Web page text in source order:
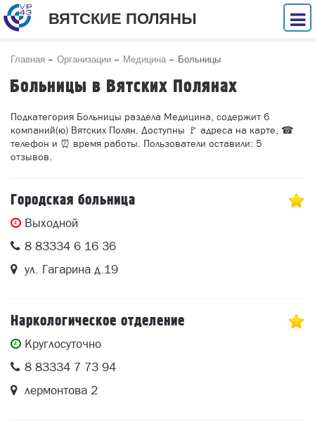
ВЯТСКИЕ ПОЛЯНЫ
Главная Организации Медицина Больницы
Больницы в Вятских Полянах
Подкатегория Больницы раздела Медицина, содержит 6
компаний(ю) Вятских Полян. Доступны 🚩 адреса на карте, ☎
телефон и ⏰ время работы. Пользователи оставили: 5
отзывов.
Городская больница
Выходной
8 83334 6 16 36
ул. Гагарина д.19
Наркологическое отделение
Круглосуточно
8 83334 7 73 94
лермонтова 2